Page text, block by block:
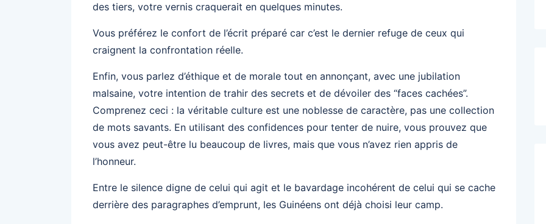
des tiers, votre vernis craquerait en quelques minutes.
Vous préférez le confort de l’écrit préparé car c’est le dernier refuge de ceux qui
craignent la confrontation réelle.
Enfin, vous parlez d’éthique et de morale tout en annonçant, avec une jubilation
malsaine, votre intention de trahir des secrets et de dévoiler des “faces cachées”.
Comprenez ceci : la véritable culture est une noblesse de caractère, pas une collection
de mots savants. En utilisant des confidences pour tenter de nuire, vous prouvez que
vous avez peut-être lu beaucoup de livres, mais que vous n’avez rien appris de
l’honneur.
Entre le silence digne de celui qui agit et le bavardage incohérent de celui qui se cache
derrière des paragraphes d’emprunt, les Guinéens ont déjà choisi leur camp.